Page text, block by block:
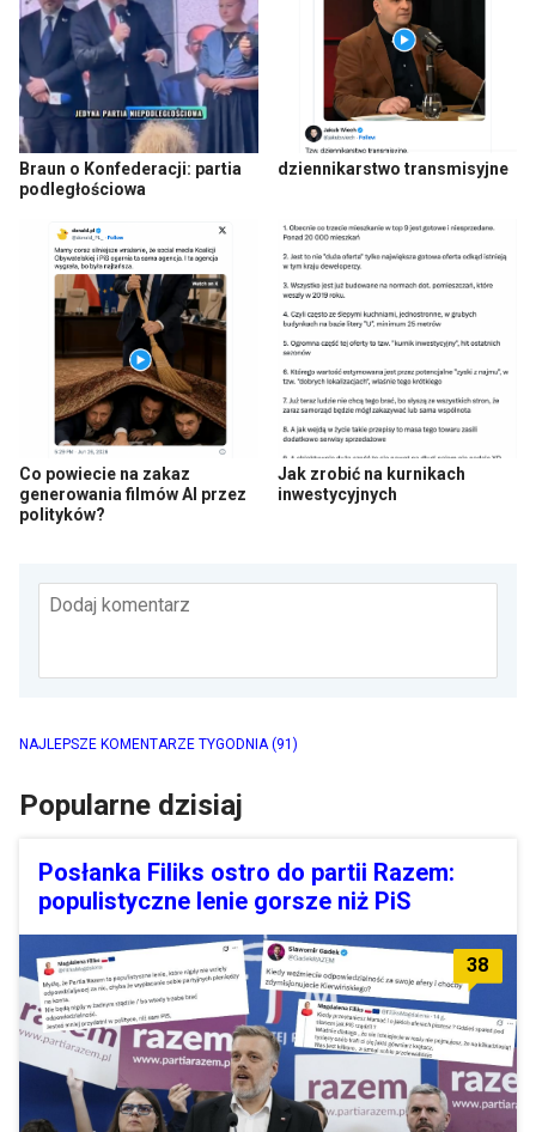
Braun o Konfederacji: partia
podległościowa
dziennikarstwo transmisyjne
Co powiecie na zakaz
generowania filmów AI przez
polityków?
Jak zrobić na kurnikach
inwestycyjnych
Dodaj komentarz
NAJLEPSZE KOMENTARZE TYGODNIA(91)
Popularne dzisiaj
Posłanka Filiks ostro do partii Razem:
populistyczne lenie gorsze niż PiS
38